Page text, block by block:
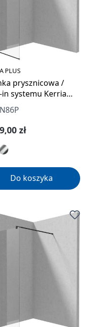
PLUS
prysznicowa /
systemu Kerria
cm
regularna:
zł
Do koszyka